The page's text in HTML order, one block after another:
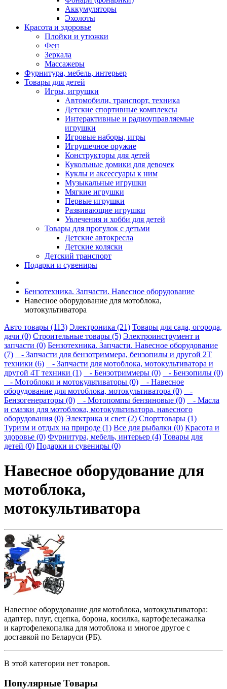
Аккумуляторы
Эхолоты
Красота и здоровье
Плойки и утюжки
Фен
Зеркала
Массажеры
Фурнитура, мебель, интерьер
Товары для детей
Игры, игрушки
Автомобили, транспорт, техника
Детские спортивные комплексы
Интерактивные и радиоуправляемые
игрушки
Игровые наборы, игры
Игрушечное оружие
Конструкторы для детей
Кукольные домики для девочек
Куклы и аксессуары к ним
Музыкальные игрушки
Мягкие игрушки
Первые игрушки
Развивающие игрушки
Увлечения и хобби для детей
Товары для прогулок с детьми
Детские автокресла
Детские коляски
Детский транспорт
Подарки и сувениры
Бензотехника. Запчасти. Навесное оборудование
Навесное оборудование для мотоблока,
мотокультиватора
Авто товары (113) Электроника (21) Товары для сада, огорода,
дачи (0) Строительные товары (5) Электроинструмент и
запчасти (0) Бензотехника. Запчасти. Навесное оборудование
(7)
- Запчасти для бензотриммера, бензопилы и другой 2Т
техники (6)
- Запчасти для мотоблока, мотокультиватора и
другой 4Т техники (1)
- Бензотриммеры (0)
- Бензопилы (0)
- Мотоблоки и мотокультиваторы (0)
- Навесное
оборудование для мотоблока, мотокультиватора (0)
-
Бензогенераторы (0)
- Мотопомпы бензиновые (0)
- Масла
и смазки для мотоблока, мотокультиватора, навесного
оборудования (0) Электрика и свет (2) Спорттовары (1)
Туризм и отдых на природе (1) Все для рыбалки (0) Красота и
здоровье (0) Фурнитура, мебель, интерьер (4) Товары для
детей (0) Подарки и сувениры (0)
Навесное оборудование для
мотоблока,
мотокультиватора
Навесное оборудование для мотоблока, мотокультиватора:
адаптер, плуг, сцепка, борона, косилка, картофелесажалка
и картофелекопалка для мотоблока и многое другое с
доставкой по Беларуси (РБ).
В этой категории нет товаров.
Популярные Товары